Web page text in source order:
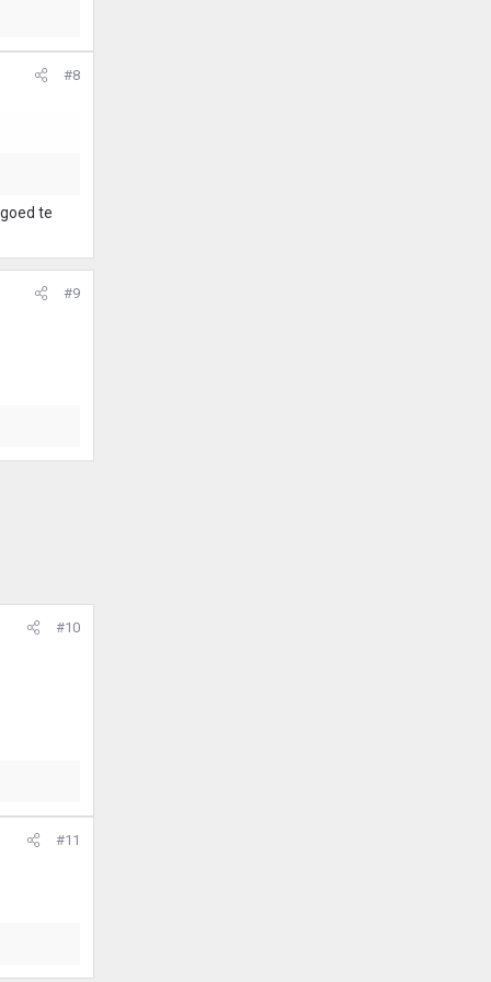
#8
te
#9
#10
#11